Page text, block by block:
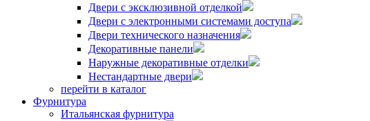
Двери с эксклюзивной отделкой
Двери с электронными системами доступа
Двери технического назначения
Декоративные панели
Наружные декоративные отделки
Нестандартные двери
перейти в каталог
Фурнитура
Итальянская фурнитура